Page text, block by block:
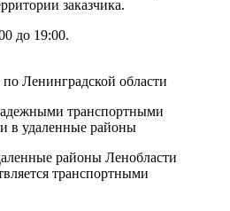
заказчика.
до 19:00.
Ленинградской области
транспортными
в удаленные районы
районы Ленобласти
транспортными